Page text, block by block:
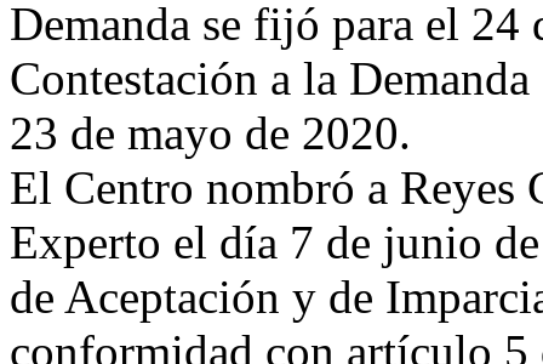
Demanda se fijó para el
Contestación a la
23 de mayo de 2020.
El Centro nombró a Reyes
Experto el día 7 de junio
de Aceptación y de
conformidad con artículo